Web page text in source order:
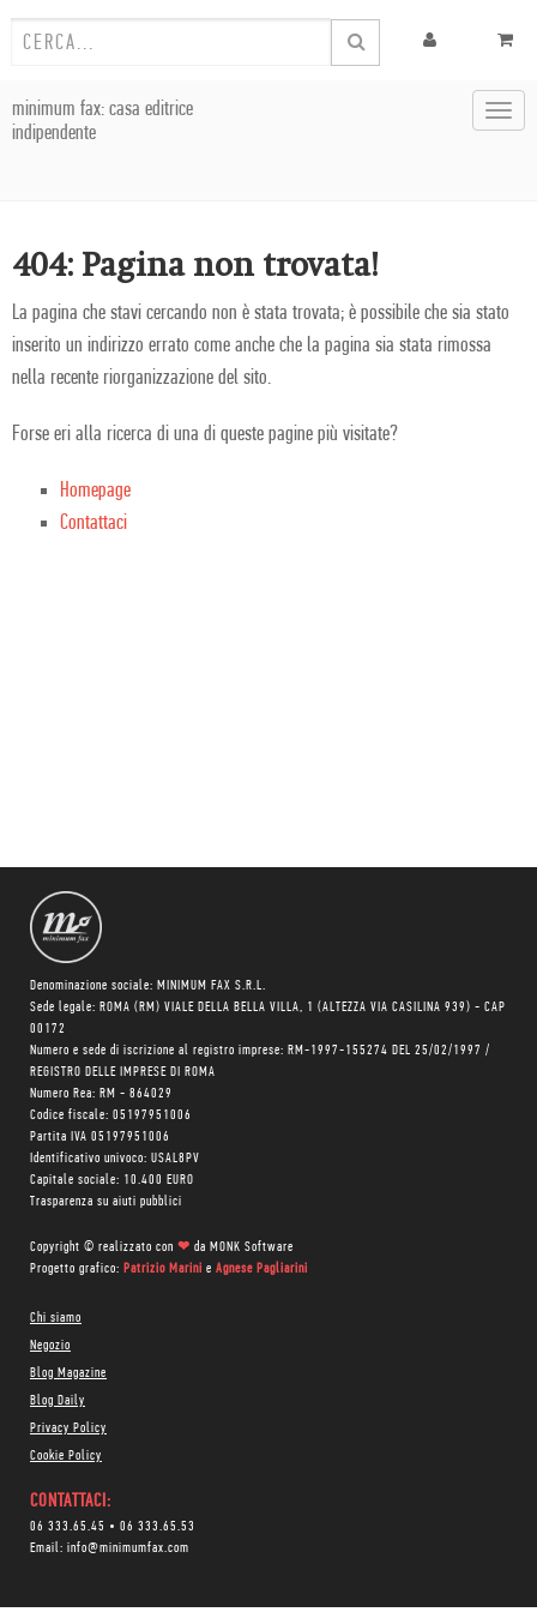
minimum fax: casa editrice
indipendente
404: Pagina non trovata!
La pagina che stavi cercando non è stata trovata; è possibile che sia stato
inserito un indirizzo errato come anche che la pagina sia stata rimossa
nella recente riorganizzazione del sito.
Forse eri alla ricerca di una di queste pagine più visitate?
Homepage
Contattaci
Denominazione sociale: MINIMUM FAX S.R.L.
Sede legale: ROMA (RM) VIALE DELLA BELLA VILLA, 1 (ALTEZZA VIA CASILINA 939) - CAP
00172
Numero e sede di iscrizione al registro imprese: RM-1997-155274 DEL 25/02/1997 /
REGISTRO DELLE IMPRESE DI ROMA
Numero Rea: RM - 864029
Codice fiscale: 05197951006
Partita IVA 05197951006
Identificativo univoco: USAL8PV
Capitale sociale: 10.400 EURO
Trasparenza su aiuti pubblici
Copyright © realizzato con ❤ da MONK Software
Progetto grafico: Patrizio Marini e Agnese Pagliarini
Chi siamo
Negozio
Blog Magazine
Blog Daily
Privacy Policy
Cookie Policy
CONTATTACI:
06 333.65.45 • 06 333.65.53
Email: info@minimumfax.com